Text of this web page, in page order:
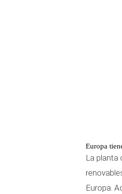
Europa
La planta
Europa.